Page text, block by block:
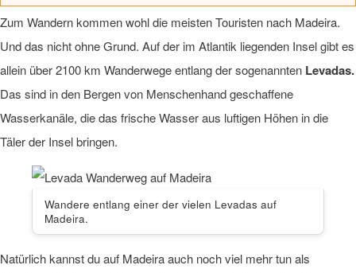
Zum Wandern kommen wohl die meisten Touristen nach Madeira.
Und das nicht ohne Grund. Auf der im Atlantik liegenden Insel gibt es
allein über 2100 km Wanderwege entlang der sogenannten Levadas.
Das sind in den Bergen von Menschenhand geschaffene
Wasserkanäle, die das frische Wasser aus luftigen Höhen in die
Täler der Insel bringen.
Wandere entlang einer der vielen Levadas auf
Madeira.
Natürlich kannst du auf Madeira auch noch viel mehr tun als